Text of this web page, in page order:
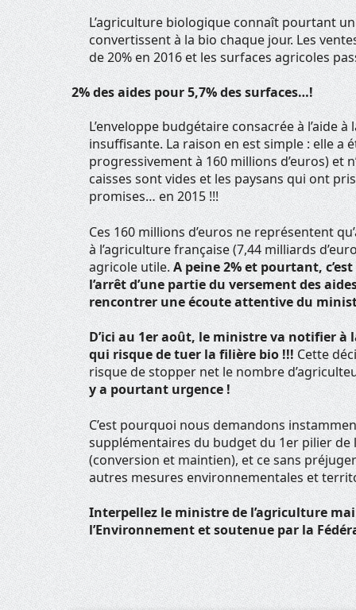
L’agriculture biologique connaît pourtant
convertissent à la bio chaque jour. Les
de 20% en 2016 et les surfaces agricoles
2% des aides pour 5,7% des surfaces…!
L’enveloppe budgétaire consacrée à
insuffisante. La raison en est simple : elle a
progressivement à 160 millions d’euros) et
caisses sont vides et les paysans qui ont
promises… en 2015 !!!
Ces 160 millions d’euros ne représentent
à l’agriculture française (7,44 milliards
agricole utile.A peine 2% et pourtant,
l’arrêt d’une partie du versement des
rencontrer une écoute attentive du
D’ici au 1er août, le ministre va notifier
qui risque de tuer la filière bio !!!Cette
risque de stopper net le nombre
y a pourtant urgence !
C’est pourquoi nous demandons
supplémentaires du budget du 1er pilier de
(conversion et maintien), et ce sans
autres mesures environnementales et
Interpellez le ministre de l’agriculture
l’Environnement et soutenue par la